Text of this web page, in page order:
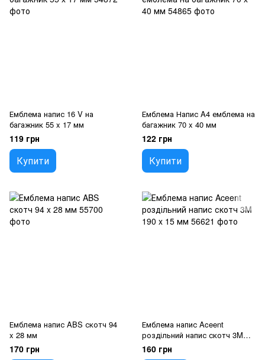
Емблема напис 16 V на
багажник 55 x 17 мм
119 грн
Купити
Емблема Напис A4 емблема на
багажник 70 x 40 мм
122 грн
Купити
Емблема напис ABS скотч 94
x 28 мм
170 грн
Емблема напис Aceent
роздільний напис скотч 3M
190 x 15 мм
160 грн